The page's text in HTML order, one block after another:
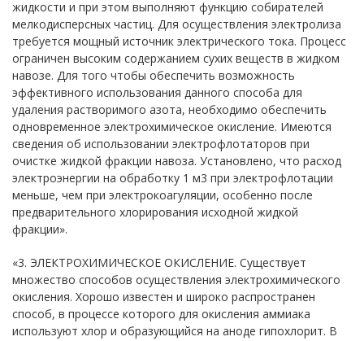
жидкости и при этом выполняют функцию собирателей
мелкодисперсных частиц. Для осуществления электролиза
требуется мощный источник электрического тока. Процесс
ограничен высоким содержанием сухих веществ в жидком
навозе. Для того чтобы обеспечить возможность
эффективного использования данного способа для
удаления растворимого азота, необходимо обеспечить
одновременное электрохимическое окисление. Имеются
сведения об использовании электрофлотаторов при
очистке жидкой фракции навоза. Установлено, что расход
электроэнергии на обработку 1 м3 при электрофлотации
меньше, чем при электрокоагуляции, особенно после
предварительного хлорирования исходной жидкой
фракции».
«3. ЭЛЕКТРОХИМИЧЕСКОЕ ОКИСЛЕНИЕ. Существует
множество способов осуществления электрохимического
окисления. Хорошо известен и широко распространен
способ, в процессе которого для окисления аммиака
используют хлор и образующийся на аноде гипохлорит. В